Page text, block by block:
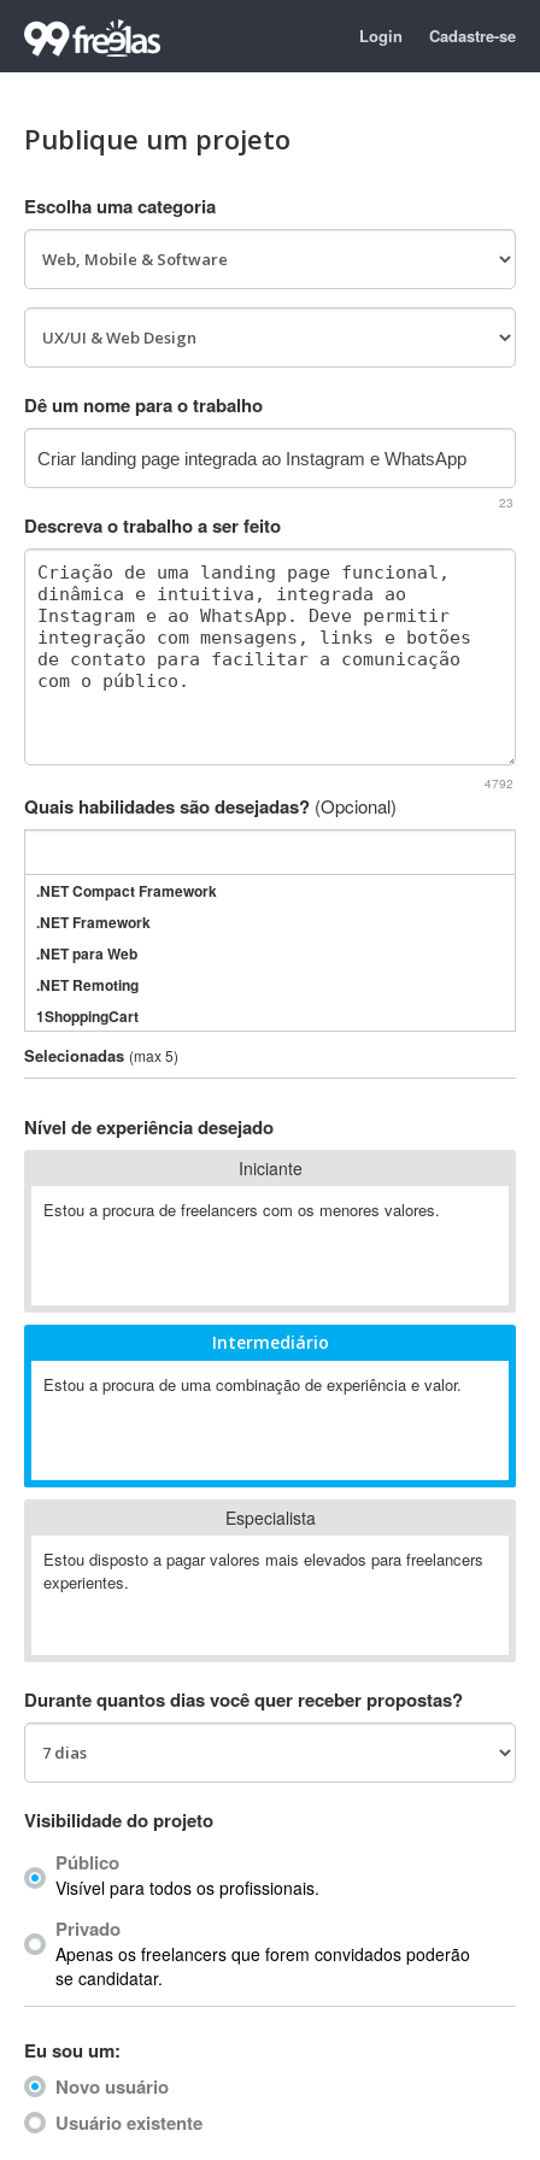
Login Cadastre-se
Publique um projeto
Escolha uma categoria
Dê um nome para o trabalho
23
Descreva o trabalho a ser feito
4792
Quais habilidades são desejadas? (Opcional)
.NET Compact Framework
.NET Framework
.NET para Web
.NET Remoting
1ShoppingCart
3DS Max
3GSM
802.11
A-GPS
ABAP
Abaqus
ABBYY FineReader
Ableton
Ableton Push
Abstract
AC3
ACID Pro
ACPI
Acrobat
Acrobat X
Acronis
ACT
Actimize
ActionScript
ActionScript 3
Selecionadas (max 5)
Nível de experiência desejado
Iniciante
Estou a procura de freelancers com os menores valores.
Intermediário
Estou a procura de uma combinação de experiência e valor.
Especialista
Estou disposto a pagar valores mais elevados para freelancers
experientes.
Durante quantos dias você quer receber propostas?
Visibilidade do projeto
Público
Visível para todos os profissionais.
Privado
Apenas os freelancers que forem convidados poderão
se candidatar.
Eu sou um:
Novo usuário
Usuário existente